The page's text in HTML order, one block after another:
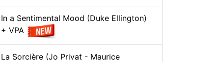
In a Sentimental Mood (Duke Ellington)
+ VPA
La Sorcière (Jo Privat - Maurice